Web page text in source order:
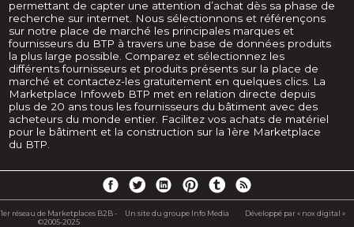
permettant de capter une attention d’achat dès sa phase de
recherche sur internet. Nous sélectionnons et référençons
sur notre place de marché les principales marques et
fournisseurs du BTP à travers une base de données produits
la plus large possible. Comparez et sélectionnez les
différents fournisseurs et produits présents sur la place de
marché et contactez-les gratuitement en quelques clics. La
Marketplace Infoweb BTP met en relation directe depuis
plus de 20 ans tous les fournisseurs du bâtiment avec des
acheteurs du monde entier. Facilitez vos achats de matériel
pour le bâtiment et la construction sur la 1ère Marketplace
du BTP.
1er réseau de Marketplaces B2B -
©2005-2025
Un site du groupe Info Media Développé par « nox digital »